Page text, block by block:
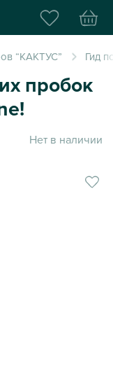
магазин
“КАКТУС” Гид
пробок
Нет в наличии